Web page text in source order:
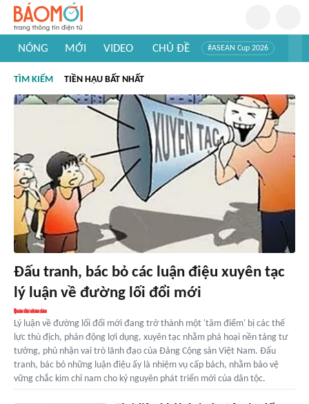
NÓNG MỚI VIDEO CHỦ ĐỀ #ASEAN Cup 2026
#Khám phá thế giới
TÌM KIẾM TIỀN HẬU BẤT NHẤT
Đấu tranh, bác bỏ các luận điệu xuyên tạc
lý luận về đường lối đổi mới
Lý luận về đường lối đổi mới đang trở thành một 'tâm điểm' bị các thế
lực thù địch, phản động lợi dụng, xuyên tạc nhằm phá hoại nền tảng tư
tưởng, phủ nhận vai trò lãnh đạo của Đảng Cộng sản Việt Nam. Đấu
tranh, bác bỏ những luận điệu ấy là nhiệm vụ cấp bách, nhằm bảo vệ
vững chắc kim chỉ nam cho kỷ nguyên phát triển mới của dân tộc.